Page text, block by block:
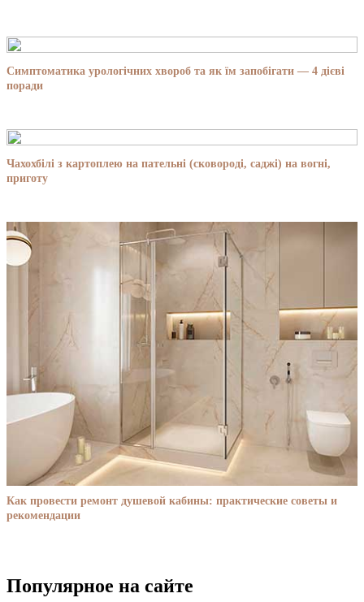
Симптоматика урологічних хвороб та як їм запобігати — 4 дієві
поради
Чахохбілі з картоплею на пательні (сковороді, саджі) на вогні,
приготу
Как провести ремонт душевой кабины: практические советы и
рекомендации
Популярное на сайте